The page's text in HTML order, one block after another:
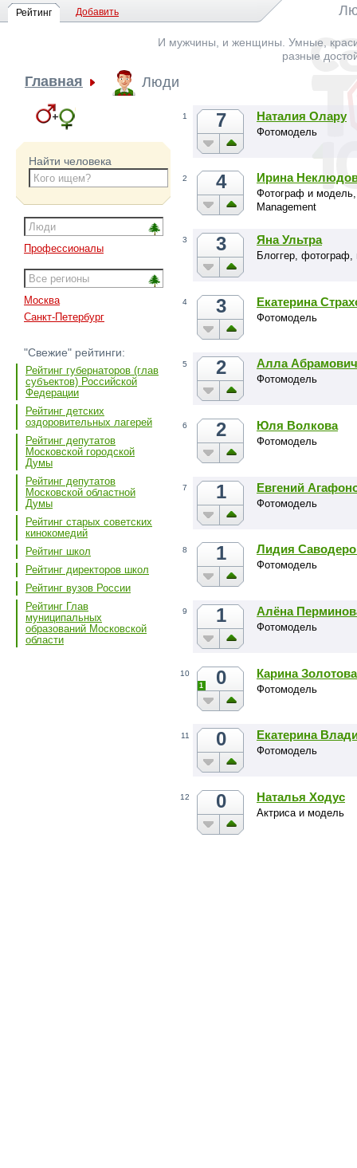
Рейтинг Добавить
И мужчины, и женщины. Умные,
разные
Главная Люди
Найти человека
Профессионалы
Москва
Санкт-Петербург
"Свежие" рейтинги:
Рейтинг губернаторов (глав
субъектов) Российской
Федерации
Рейтинг детских
оздоровительных лагерей
Рейтинг депутатов
Московской городской
Думы
Рейтинг депутатов
Московской областной
Думы
Рейтинг старых советских
кинокомедий
Рейтинг школ
Рейтинг директоров школ
Рейтинг вузов России
Рейтинг Глав
муниципальных
образований Московской
области
1 7 Наталия Олару
Фотомодель
2 4 Ирина
Фотограф и модель,
Management
3 3 Яна Ультра
Блоггер,
4 3 Екатерина
Фотомодель
5 2 Алла Абрамович
Фотомодель
6 2 Юля Волкова
Фотомодель
7 1 Евгений
Фотомодель
8 1 Лидия
Фотомодель
9 1 Алёна
Фотомодель
10 0
1
Карина Золотова
Фотомодель
11 0 Екатерина
Фотомодель
12 0 Наталья Ходус
Актриса и модель